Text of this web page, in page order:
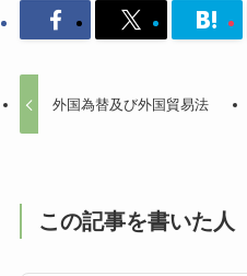
外国為替及び外国貿易法
この記事を書いた人